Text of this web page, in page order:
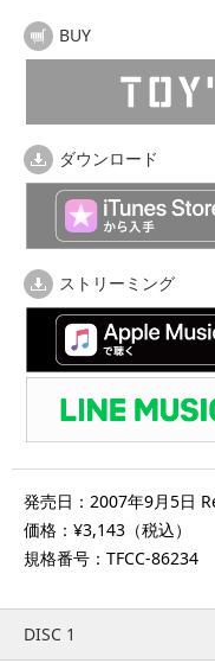
BUY
ダウンロード
ストリーミング
発売日：2007年9月5日
価格：¥3,143（税込）
規格番号：TFCC-86234
DISC 1